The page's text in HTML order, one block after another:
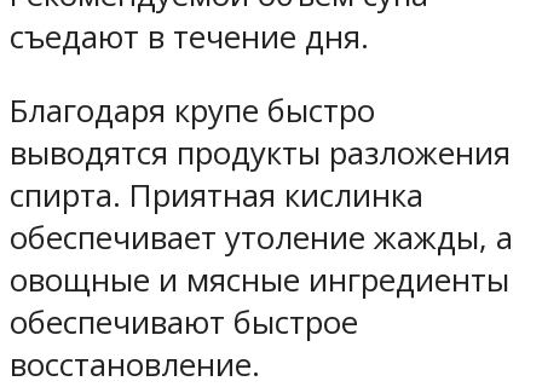
съедают в течение дня.
Благодаря крупе быстро
выводятся продукты разложения
спирта. Приятная кислинка
обеспечивает утоление жажды, а
овощные и мясные ингредиенты
обеспечивают быстрое
восстановление.